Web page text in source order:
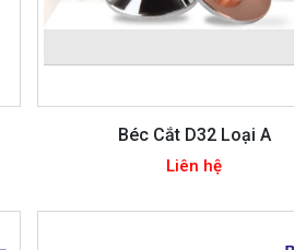
Béc Cắt D32 Loại A
Liên hệ